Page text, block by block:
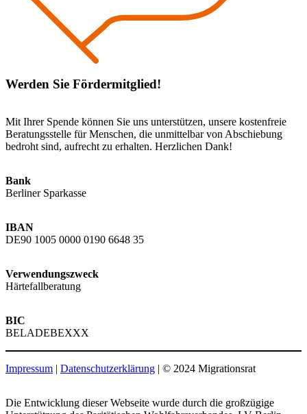
Werden Sie Fördermitglied!
Mit Ihrer Spende können Sie uns unterstützen, unsere kostenfreie
Beratungsstelle für Menschen, die unmittelbar von Abschiebung
bedroht sind, aufrecht zu erhalten. Herzlichen Dank!
Bank
Berliner Sparkasse
IBAN
DE90 1005 0000 0190 6648 35
Verwendungszweck
Härtefallberatung
BIC
BELADEBEXXX
Impressum | Datenschutzerklärung | © 2024 Migrationsrat
Die Entwicklung dieser Webseite wurde durch die großzügige